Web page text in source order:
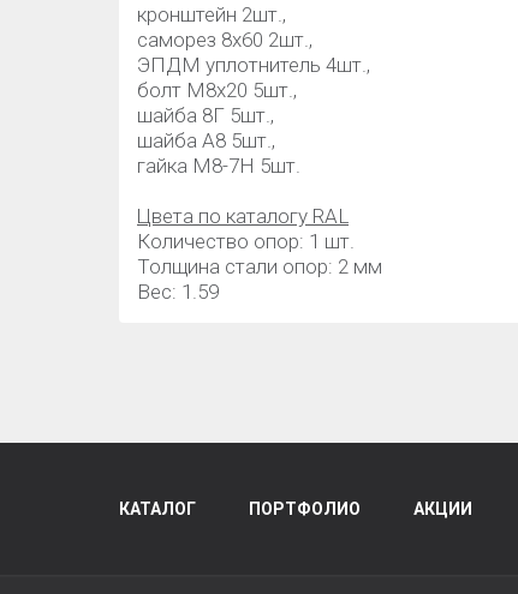
кронштейн 2шт.,
саморез 8х60 2шт.,
ЭПДМ уплотнитель 4шт.,
болт М8х20 5шт.,
шайба 8Г 5шт.,
шайба А8 5шт.,
гайка М8-7Н 5шт.
Цвета по каталогу RAL
Количество опор: 1 шт.
Толщина стали опор: 2 мм
Вес: 1.59
КАТАЛОГ ПОРТФОЛИО АКЦИИ